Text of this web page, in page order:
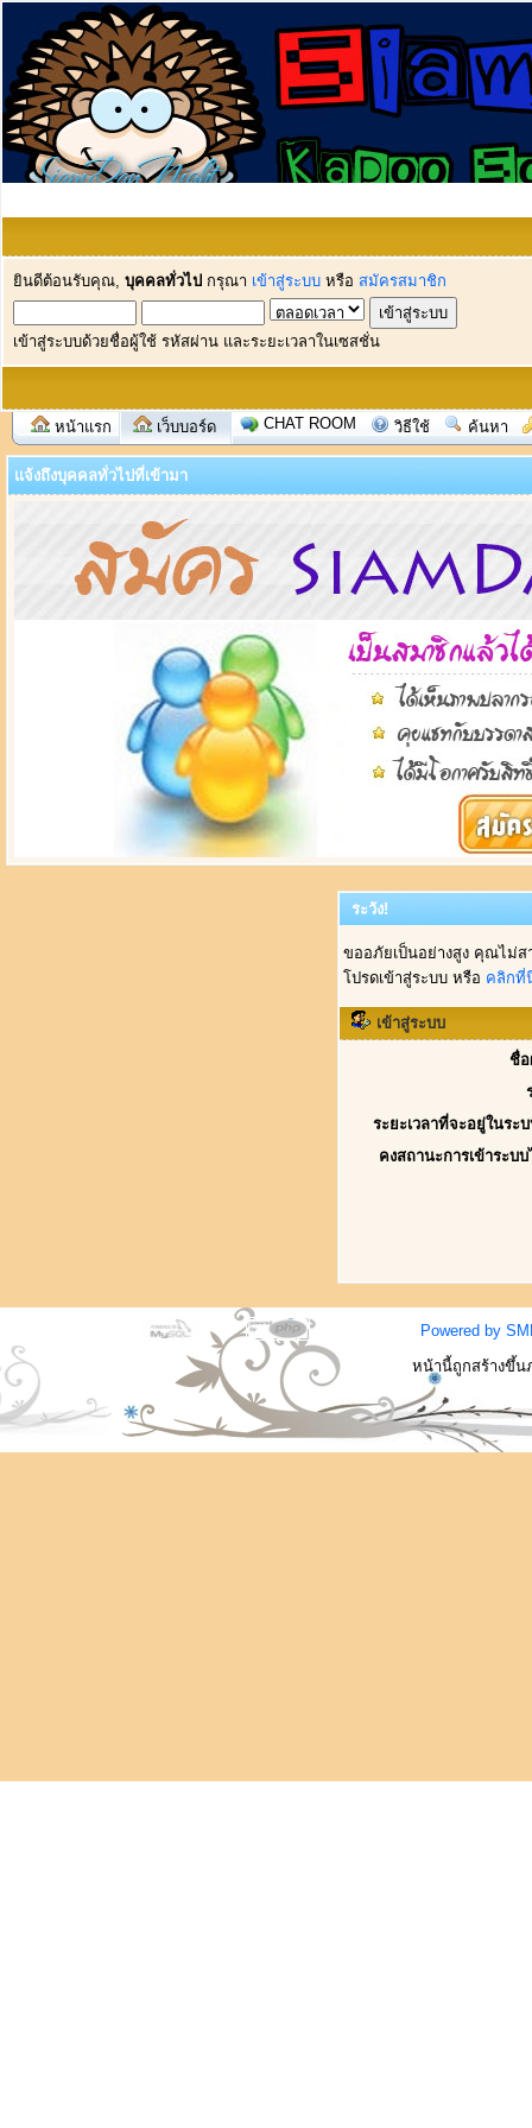
ยินดีต้อนรับคุณ, บุคคลทั่วไป กรุณา เข้าสู่ระบบ หรือ สมัครสมาชิก
เข้าสู่ระบบด้วยชื่อผู้ใช้ รหัสผ่าน และระยะเวลาในเซสชั่น
หน้าแรก เว็บบอร์ด CHAT ROOM วิธีใช้ ค้นหา
แจ้งถึงบุคคลทั่วไปที่เข้ามา
ระวัง!
ขออภัยเป็นอย่างสูง คุณไม่
โปรดเข้าสู่ระบบ หรือ คลิกที่
เข้าสู่ระบบ
ชื่อ
ระยะเวลาที่จะอยู่ในระ
คงสถานะการเข้าระบ
Powered by
หน้านี้ถูกสร้างขึ้น